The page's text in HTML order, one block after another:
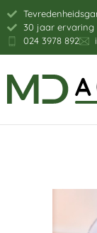
30 jaar ervaring
024 3978 892